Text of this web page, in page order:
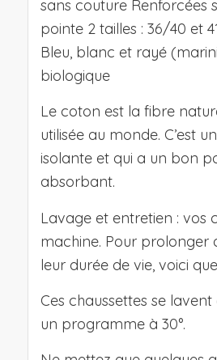
sans couture Renforcées
pointe 2 tailles : 36/40 et
Bleu, blanc et rayé
biologique
Le coton est la fibre
utilisée au monde. C’est
isolante et qui a un bon
absorbant.
Lavage et entretien : vos
machine. Pour prolonger
leur durée de vie, voici
Ces chaussettes se
un programme à 30°.